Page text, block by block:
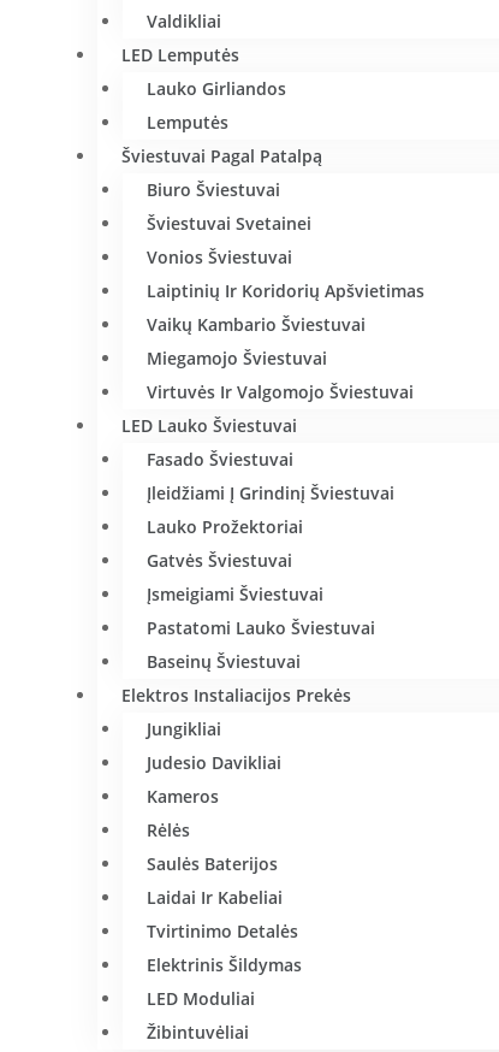
Valdikliai
LED Lemputės
Lauko Girliandos
Lemputės
Šviestuvai Pagal Patalpą
Biuro Šviestuvai
Šviestuvai Svetainei
Vonios Šviestuvai
Laiptinių Ir Koridorių Apšvietimas
Vaikų Kambario Šviestuvai
Miegamojo Šviestuvai
Virtuvės Ir Valgomojo Šviestuvai
LED Lauko Šviestuvai
Fasado Šviestuvai
Įleidžiami Į Grindinį Šviestuvai
Lauko Prožektoriai
Gatvės Šviestuvai
Įsmeigiami Šviestuvai
Pastatomi Lauko Šviestuvai
Baseinų Šviestuvai
Elektros Instaliacijos Prekės
Jungikliai
Judesio Davikliai
Kameros
Rėlės
Saulės Baterijos
Laidai Ir Kabeliai
Tvirtinimo Detalės
Elektrinis Šildymas
LED Moduliai
Žibintuvėliai